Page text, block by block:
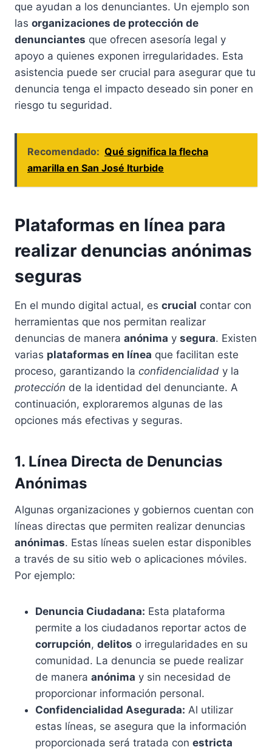
que ayudan a los denunciantes. Un ejemplo son
las organizaciones de protección de
denunciantes que ofrecen asesoría legal y
apoyo a quienes exponen irregularidades. Esta
asistencia puede ser crucial para asegurar que tu
denuncia tenga el impacto deseado sin poner en
riesgo tu seguridad.
Recomendado: Qué significa la flecha
amarilla en San José Iturbide
Plataformas en línea para
realizar denuncias anónimas
seguras
En el mundo digital actual, es crucial contar con
herramientas que nos permitan realizar
denuncias de manera anónima y segura. Existen
varias plataformas en línea que facilitan este
proceso, garantizando la confidencialidad y la
protección de la identidad del denunciante. A
continuación, exploraremos algunas de las
opciones más efectivas y seguras.
1. Línea Directa de Denuncias
Anónimas
Algunas organizaciones y gobiernos cuentan con
líneas directas que permiten realizar denuncias
anónimas. Estas líneas suelen estar disponibles
a través de su sitio web o aplicaciones móviles.
Por ejemplo:
Denuncia Ciudadana: Esta plataforma
permite a los ciudadanos reportar actos de
corrupción, delitos o irregularidades en su
comunidad. La denuncia se puede realizar
de manera anónima y sin necesidad de
proporcionar información personal.
Confidencialidad Asegurada: Al utilizar
estas líneas, se asegura que la información
proporcionada será tratada con estricta